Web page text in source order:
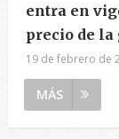
entra en
precio de
19 de febrero de
MÁS